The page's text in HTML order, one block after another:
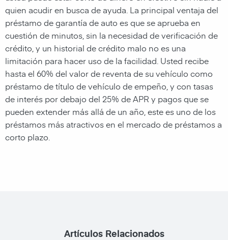
quien acudir en busca de ayuda. La principal ventaja del
préstamo de garantía de auto es que se aprueba en
cuestión de minutos, sin la necesidad de verificación de
crédito, y un historial de crédito malo no es una
limitación para hacer uso de la facilidad. Usted recibe
hasta el 60% del valor de reventa de su vehículo como
préstamo de título de vehículo de empeño, y con tasas
de interés por debajo del 25% de APR y pagos que se
pueden extender más allá de un año, este es uno de los
préstamos más atractivos en el mercado de préstamos a
corto plazo.
Artículos Relacionados